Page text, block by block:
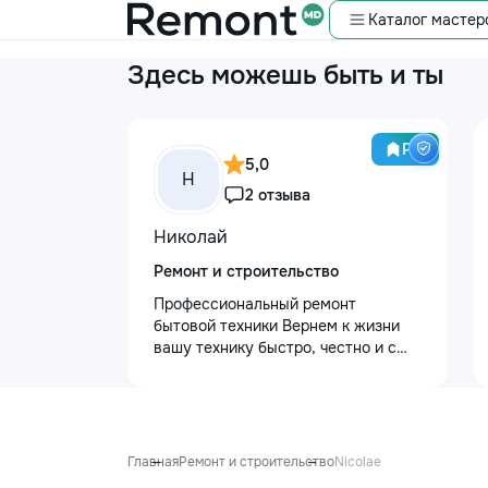
Каталог
Здесь можешь быть и ты
Pro
Н
5,0
2 отзыва
Николай
Ремонт и строительство
Профессиональный ремонт
бытовой техники Вернем к жизни
вашу технику быстро, честно и с
течение 1–2 часов после заявки. 📉
ГлавнаяРемонт и строительствоNicolae